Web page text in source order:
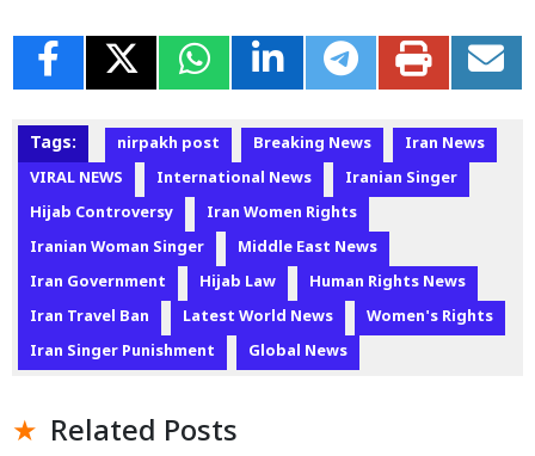
Tags: nirpakh post Breaking News
Iran News
VIRAL NEWS
International News
Iranian Singer
Hijab Controversy
Iran Women Rights
Iranian Woman Singer
Middle East News
Iran Government
Hijab Law
Human Rights News
Iran Travel Ban
Latest World News
Women's Rights
Iran Singer Punishment
Global News
Related Posts